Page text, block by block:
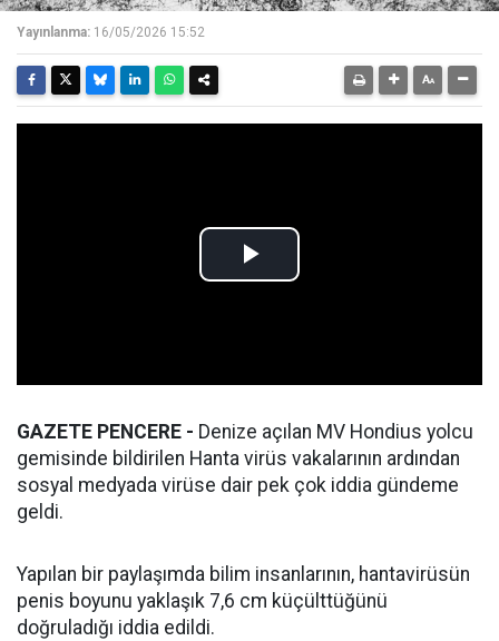
Yayınlanma: 16/05/2026 15:52
GAZETE PENCERE - Denize açılan MV Hondius yolcu
gemisinde bildirilen Hanta virüs vakalarının ardından
sosyal medyada virüse dair pek çok iddia gündeme
geldi.
Yapılan bir paylaşımda bilim insanlarının, hantavirüsün
penis boyunu yaklaşık 7,6 cm küçülttüğünü
doğruladığı iddia edildi.